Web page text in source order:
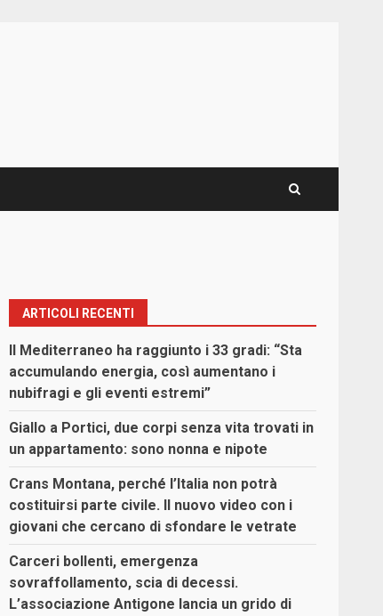
ARTICOLI RECENTI
Il Mediterraneo ha raggiunto i 33 gradi: “Sta
accumulando energia, così aumentano i
nubifragi e gli eventi estremi”
Giallo a Portici, due corpi senza vita trovati in
un appartamento: sono nonna e nipote
Crans Montana, perché l’Italia non potrà
costituirsi parte civile. Il nuovo video con i
giovani che cercano di sfondare le vetrate
Carceri bollenti, emergenza
sovraffollamento, scia di decessi.
L’associazione Antigone lancia un grido di